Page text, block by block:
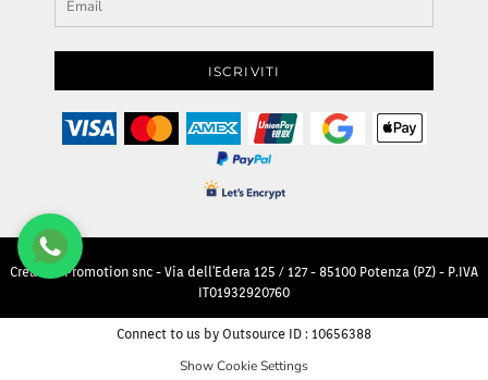
ISCRIVITI
Creative Promotion snc - Via dell'Edera 125 / 127 - 85100 Potenza (PZ) - P.IVA
IT01932920760
Connect to us by Outsource ID : 10656388
Show Cookie Settings